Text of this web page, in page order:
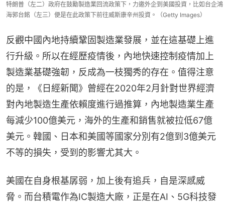
特朗普（左二）政府在鼓勵製造業回流政策下，力邀外企到美國投資，比如台企鴻
海郭台銘（左三）便是在此政策下前往威斯康辛州投資。（Getty Images）
反觀中國內地持續鞏固製造業發展，並在這基礎上進
行升級。所以在經歷疫情後，內地快速控制疫情加上
製造業基礎強韌，反成為一枝獨秀的存在。值得注意
的是，《日經新聞》曾經在2020年2月針對世界經濟
對內地製造生產依賴度進行過推算，內地製造業生產
每減少100億美元，海外的生產和銷售就被拉低67億
美元。韓國、日本和美國等國家分別有2億到3億美元
不等的損失，受到的影響尤其大。
美國在自身根基孱弱，加上後有追兵，自是深感威
脅。而台積電作為IC製造大廠，正是在AI、5G科技發